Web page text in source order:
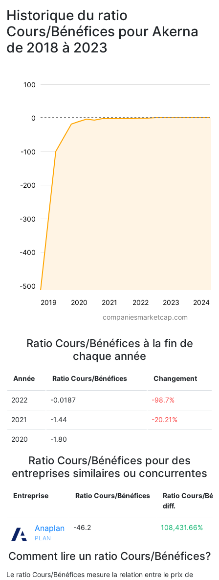
Historique du ratio
Cours/Bénéfices pour Akerna
de 2018 à 2023
2019 2020 2021 2022 2023 2024
-500
-400
-300
-200
-100
100
0
companiesmarketcap.com
Ratio Cours/Bénéfices à la fin de
chaque année
Année Ratio Cours/Bénéfices Changement
2022 -0.0187 -98.7%
2021 -1.44 -20.21%
2020 -1.80
Ratio Cours/Bénéfices pour des
entreprises similaires ou concurrentes
Entreprise Ratio Cours/Bénéfices
Ratio Cours/
diff.
Anaplan
PLAN
-46.2 108,431.66%
Comment lire un ratio Cours/Bénéfices?
Le ratio Cours/Bénéfices mesure la relation entre le prix de